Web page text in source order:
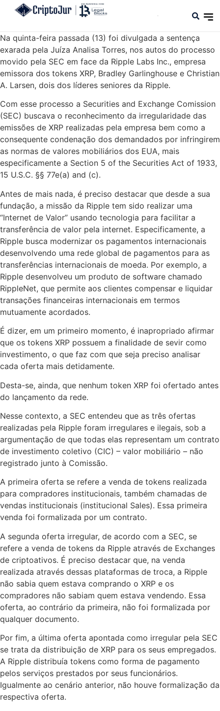
Na quinta-feira passada (13) foi divulgada a sentença
exarada pela Juíza Analisa Torres, nos autos do processo
movido pela SEC em face da Ripple Labs Inc., empresa
emissora dos tokens XRP, Bradley Garlinghouse e Christian
A. Larsen, dois dos líderes seniores da Ripple.
Com esse processo a Securities and Exchange Comission
(SEC) buscava o reconhecimento da irregularidade das
emissões de XRP realizadas pela empresa bem como a
consequente condenação dos demandados por infringirem
as normas de valores mobiliários dos EUA, mais
especificamente a Section 5 of the Securities Act of 1933,
15 U.S.C. §§ 77e(a) and (c).
Antes de mais nada, é preciso destacar que desde a sua
fundação, a missão da Ripple tem sido realizar uma
“Internet de Valor” usando tecnologia para facilitar a
transferência de valor pela internet. Especificamente, a
Ripple busca modernizar os pagamentos internacionais
desenvolvendo uma rede global de pagamentos para as
transferências internacionais de moeda. Por exemplo, a
Ripple desenvolveu um produto de software chamado
RippleNet, que permite aos clientes compensar e liquidar
transações financeiras internacionais em termos
mutuamente acordados.
É dizer, em um primeiro momento, é inapropriado afirmar
que os tokens XRP possuem a finalidade de sevir como
investimento, o que faz com que seja preciso analisar
cada oferta mais detidamente.
Desta-se, ainda, que nenhum token XRP foi ofertado antes
do lançamento da rede.
Nesse contexto, a SEC entendeu que as três ofertas
realizadas pela Ripple foram irregulares e ilegais, sob a
argumentação de que todas elas representam um contrato
de investimento coletivo (CIC) – valor mobiliário – não
registrado junto à Comissão.
A primeira oferta se refere a venda de tokens realizada
para compradores institucionais, também chamadas de
vendas institucionais (institucional Sales). Essa primeira
venda foi formalizada por um contrato.
A segunda oferta irregular, de acordo com a SEC, se
refere a venda de tokens da Ripple através de Exchanges
de criptoativos. É preciso destacar que, na venda
realizada através dessas plataformas de troca, a Ripple
não sabia quem estava comprando o XRP e os
compradores não sabiam quem estava vendendo. Essa
oferta, ao contrário da primeira, não foi formalizada por
qualquer documento.
Por fim, a última oferta apontada como irregular pela SEC
se trata da distribuição de XRP para os seus empregados.
A Ripple distribuía tokens como forma de pagamento
pelos serviços prestados por seus funcionários.
Igualmente ao cenário anterior, não houve formalização da
respectiva oferta.